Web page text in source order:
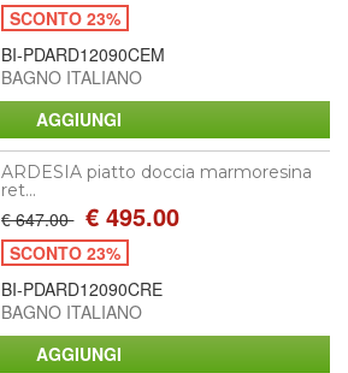
SCONTO 23%
BI-PDARD12090CEM
BAGNO ITALIANO
ARDESIA piatto doccia marmoresina
ret...
€ 647.00 € 495.00
SCONTO 23%
BI-PDARD12090CRE
BAGNO ITALIANO